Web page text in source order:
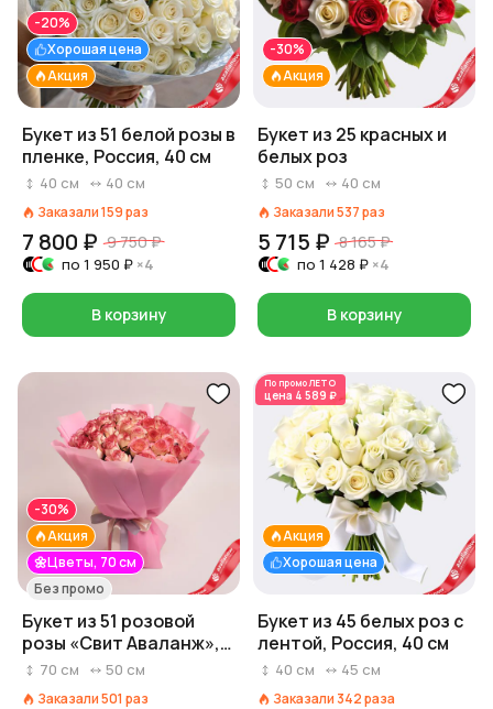
Акция
Хорошая цена
-20%
Букет из 51 белой розы в
пленке, Россия, 40 см
40 см 40 см
Заказали159раз
7 800 ₽ 9 750 ₽
по 1 950 ₽ ×4
В корзину
Акция
-30%
Букет из 25 красных и
белых роз
50 см 40 см
Заказали537раз
5 715 ₽ 8 165 ₽
по 1 428 ₽ ×4
В корзину
🌼Цветы, 70 см
Акция
-30%
Без промо
Букет из 51 розовой
розы «Свит Аваланж»,
70 см, Россия
70 см 50 см
Заказали501 раз
По промоЛЕТО
цена 4 589 ₽
Хорошая цена
Акция
Букет из 45 белых роз с
лентой, Россия, 40 см
40 см 45 см
Заказали 342раза